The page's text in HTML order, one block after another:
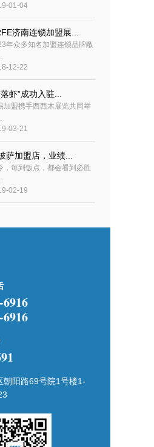
01-04
济南连锁加盟展...
年众多知名加盟连锁品牌敞
12-22
虾”成功入驻...
加盟携手西西木展览共同举
03-21
萨加盟店，业绩...
，每到饭点，都会看到必胜
02-19
朝阳路69号院1号楼1-